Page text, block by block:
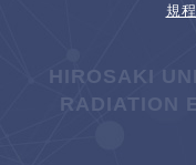
規
HIROSAKI
RADIATION